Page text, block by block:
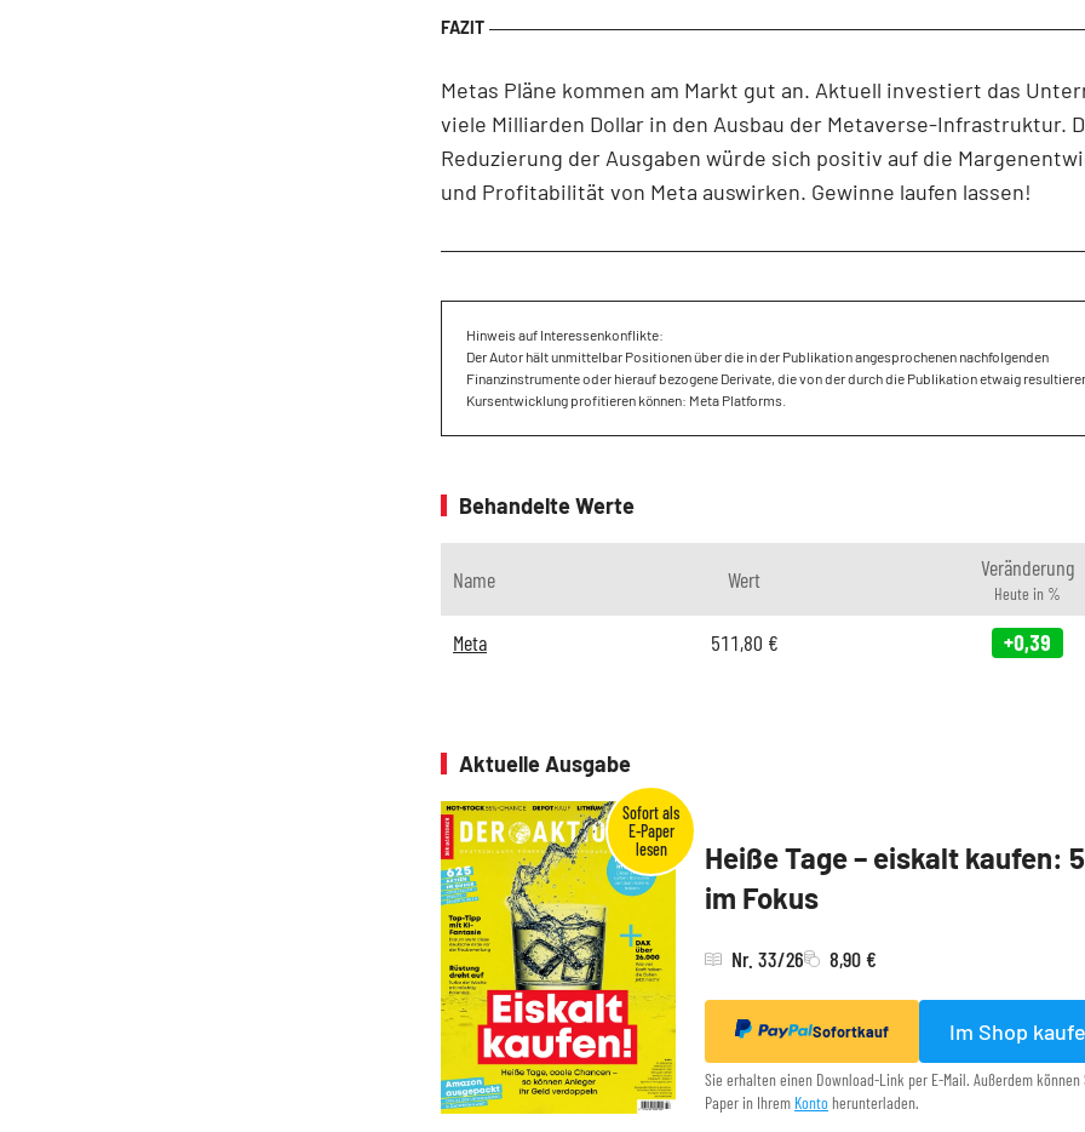
Metas Pläne kommen am Markt gut an. Aktuell investiert das
viele Milliarden Dollar in den Ausbau der Metaverse-Infrastruktur.
Reduzierung der Ausgaben würde sich positiv auf die
und Profitabilität von Meta auswirken. Gewinne laufen lassen!
Hinweis auf Interessenkonflikte:
Der Autor hält unmittelbar Positionen über die in der Publikation angesprochenen nachfolgenden
Finanzinstrumente oder hierauf bezogene Derivate, die von der durch die Publikation etwaig
Kursentwicklung profitieren können: Meta Platforms.
Behandelte Werte
Name Wert Veränderung
Heute in %
Meta 511,80 € +0,39
Aktuelle Ausgabe
Heiße Tage – eiskalt kaufen:
im Fokus
Nr. 33/26 8,90 €
Sofortkauf Im Shop
Sie erhalten einen Download-Link per E-Mail. Außerdem
Paper in Ihrem Konto herunterladen.